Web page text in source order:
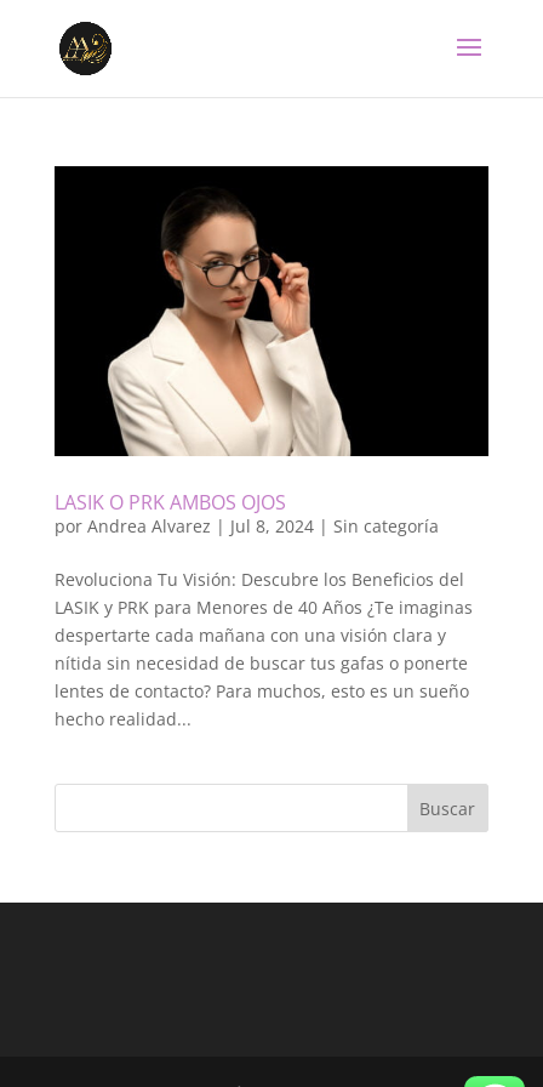
LASIK O PRK AMBOS OJOS
por Andrea Alvarez | Jul 8, 2024| Sin categoría
Revoluciona Tu Visión: Descubre los Beneficios del
LASIK y PRK para Menores de 40 Años ¿Te imaginas
despertarte cada mañana con una visión clara y
nítida sin necesidad de buscar tus gafas o ponerte
lentes de contacto? Para muchos, esto es un sueño
hecho realidad...
Buscar